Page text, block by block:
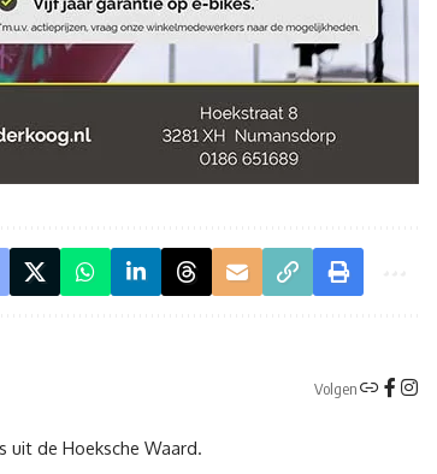
Volgen
uit de Hoeksche Waard.